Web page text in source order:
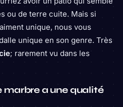
ou de terre cuite. Mais si
unique, nous vous
unique en son genre. Très
; rarement vu dans les
marbre a une qualité